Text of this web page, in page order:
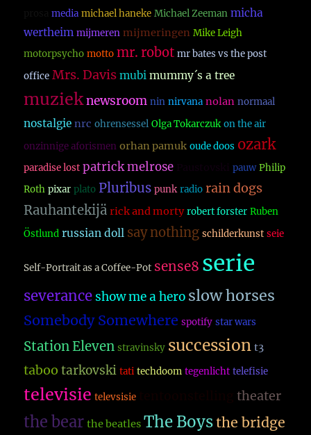
media michael haneke Michael Zeeman micha
wertheim mijmeren mijmeringen Mike Leigh
motorpsycho motto mr. robot mr bates vs the post
office Mrs. Davis mubi mummy´s a tree
muzieknewsroom nin nirvana nolan normaal
nostalgie nrc ohrensessel Olga Tokarczuk on the air
onzinnige aforismen orhan pamuk oude doos ozark
paradise lost patrick melrose pauw Philip
Roth pixar plato Pluribus punk radio rain dogs
Rauhantekijä rick and morty robert forster Ruben
Östlund russian doll say nothing schilderkunst seie
Self-Portrait as a Coffee-Pot sense8 serie
severance show me a hero slow horses
Somebody Somewhere spotify star wars
Station Eleven stravinsky succession t3
taboo tarkovski tati techdoom tegenlicht telefisie
televisie televsisie theater
the bear the beatles The Boysthe bridge